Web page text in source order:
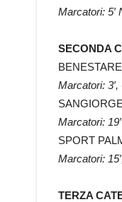
Marcatori: 5′
SECONDA
Marcatori: 3′,
Marcatori:
SPORT
Marcatori:
TERZA